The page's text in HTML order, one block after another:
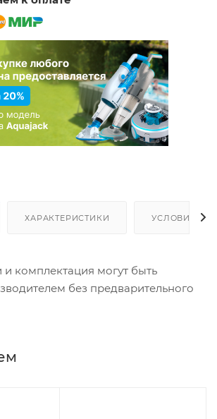
ХАРАКТЕРИСТИКИ УСЛОВИЯ
и комплектация могут быть
без предварительного